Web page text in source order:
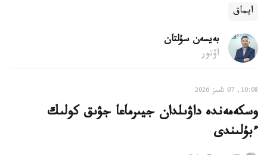
ايماق
بەيسەن سۇلتان
اۆتور
10:08, 07 تامىز 2026
وسكەمەندە داۋىلدان جيىرماعا جۋىق كولىك
ءبۇلىندى